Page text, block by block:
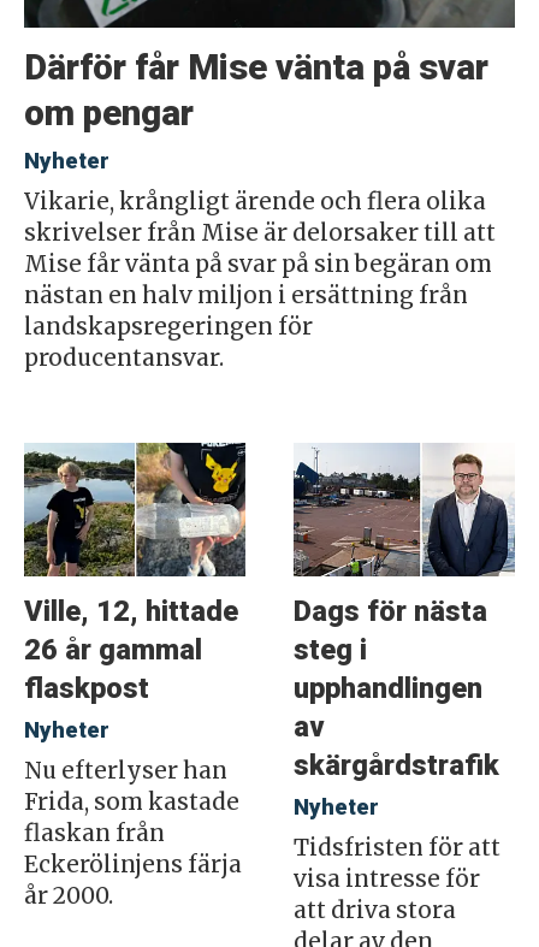
Därför får Mise vänta på svar
om pengar
Nyheter
Vikarie, krångligt ärende och flera olika
skrivelser från Mise är delorsaker till att
Mise får vänta på svar på sin begäran om
nästan en halv miljon i ersättning från
landskapsregeringen för
producentansvar.
Ville, 12, hittade
26 år gammal
flaskpost
Nyheter
Nu efterlyser han
Frida, som kastade
flaskan från
Eckerölinjens färja
år 2000.
Dags för nästa
steg i
upphandlingen
av
skärgårdstrafik
Nyheter
Tidsfristen för att
visa intresse för
att driva stora